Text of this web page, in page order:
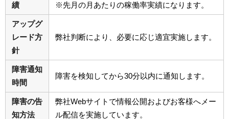
績
※先月の月あたりの稼働率実績になります。
アップグ
レード方
針
弊社判断により、必要に応じ適宜実施します。
障害通知
時間
障害を検知してから30分以内に通知します。
障害の告
知方法
弊社Webサイトで情報公開およびお客様へメー
ル配信を実施しています。